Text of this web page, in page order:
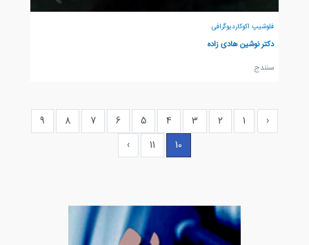
فلوشیپ اکوکاردیوگرافی
دکتر نوشین هادی زاده
سنندج
‹
1
2
3
4
5
6
7
8
9
10
11
›